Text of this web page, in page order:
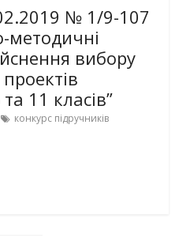
№ 1/9-107
методичні
вибору
11 класів”
конкурс підручників